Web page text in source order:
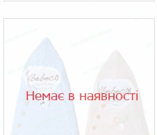
Немає в наявності